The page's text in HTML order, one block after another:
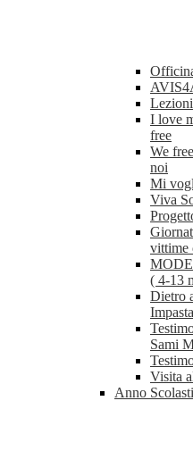
I love
free
We
noi
Mi
Viva
vittime
( 4-13
Dietro
Sami
Visita
Anno